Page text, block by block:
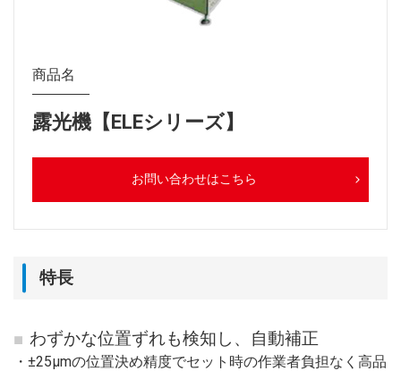
商品名
露光機【ELEシリーズ】
お問い合わせはこちら
特長
わずかな位置ずれも検知し、自動補正
・±25μmの位置決め精度でセット時の作業者負担なく高品